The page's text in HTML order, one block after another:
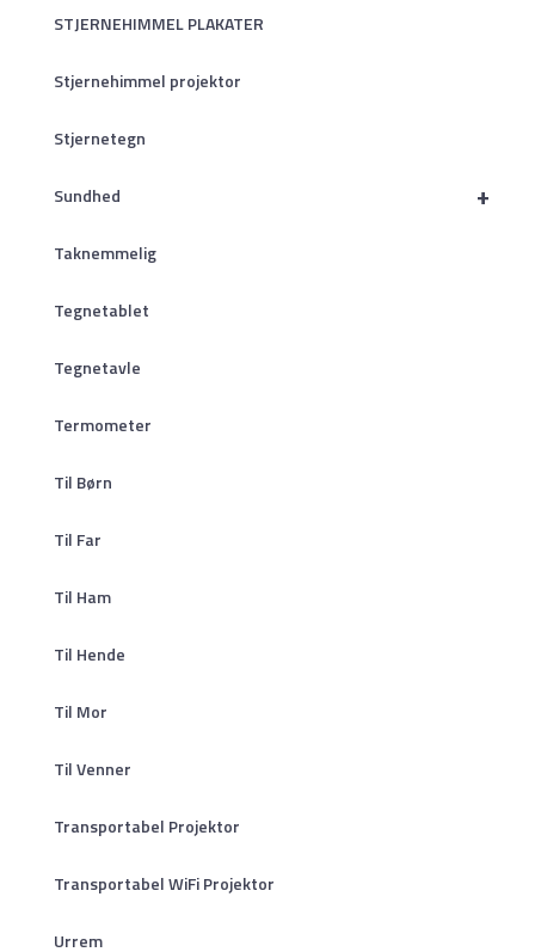
STJERNEHIMMEL PLAKATER
Stjernehimmel projektor
Stjernetegn
+
Sundhed
Taknemmelig
Tegnetablet
Tegnetavle
Termometer
Til Børn
Til Far
Til Ham
Til Hende
Til Mor
Til Venner
Transportabel Projektor
Transportabel WiFi Projektor
Urrem